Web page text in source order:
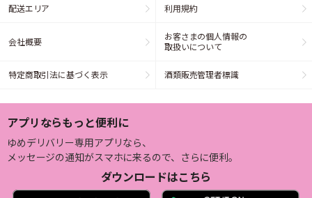
配送エリア 利用規約
会社概要
お客さまの個人情報の
取扱いについて
特定商取引法に基づく表示 酒類販売管理者標識
アプリならもっと便利に
ゆめデリバリー専用アプリなら、
メッセージの通知がスマホに来るので、さらに便利。
ダウンロードはこちら